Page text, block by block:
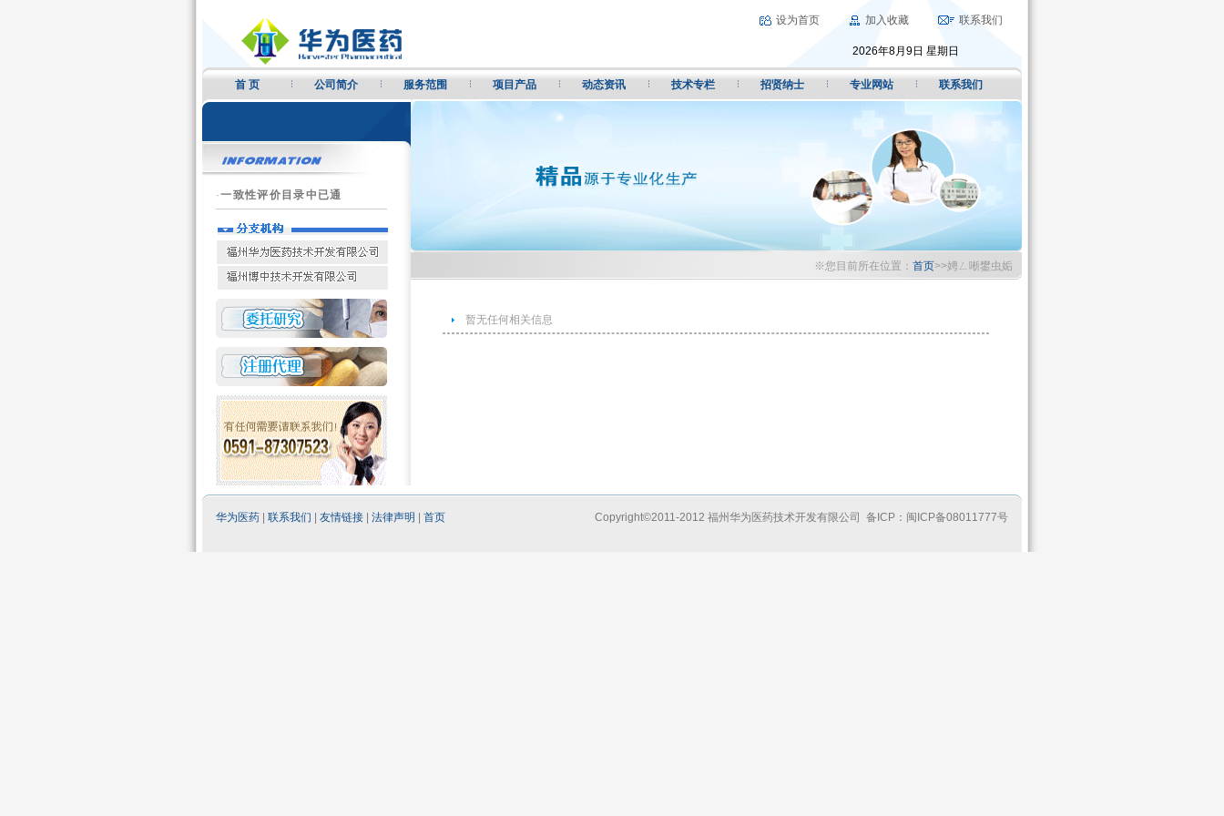
设为首页 加入收藏 联系我们
2026年8月9日 星期日
首 页 公司简介 服务范围 项目产品 动态资讯 技术专栏 招贤纳士 专业网站 联系我们
·一致性评价目录中已通
※您目前所在位置： 首页>>娉ㄥ唽鐢虫姤
暂无任何相关信息
Copyright©2011-2012 福州华为医药技术开发有限公司 备ICP：闽ICP备08011777号
华为医药 联系我们 友情链接 法律声明 首页